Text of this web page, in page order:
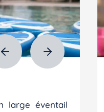
large éventail